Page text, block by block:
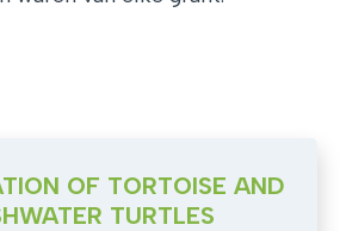
OF TORTOISE AND
TURTLES